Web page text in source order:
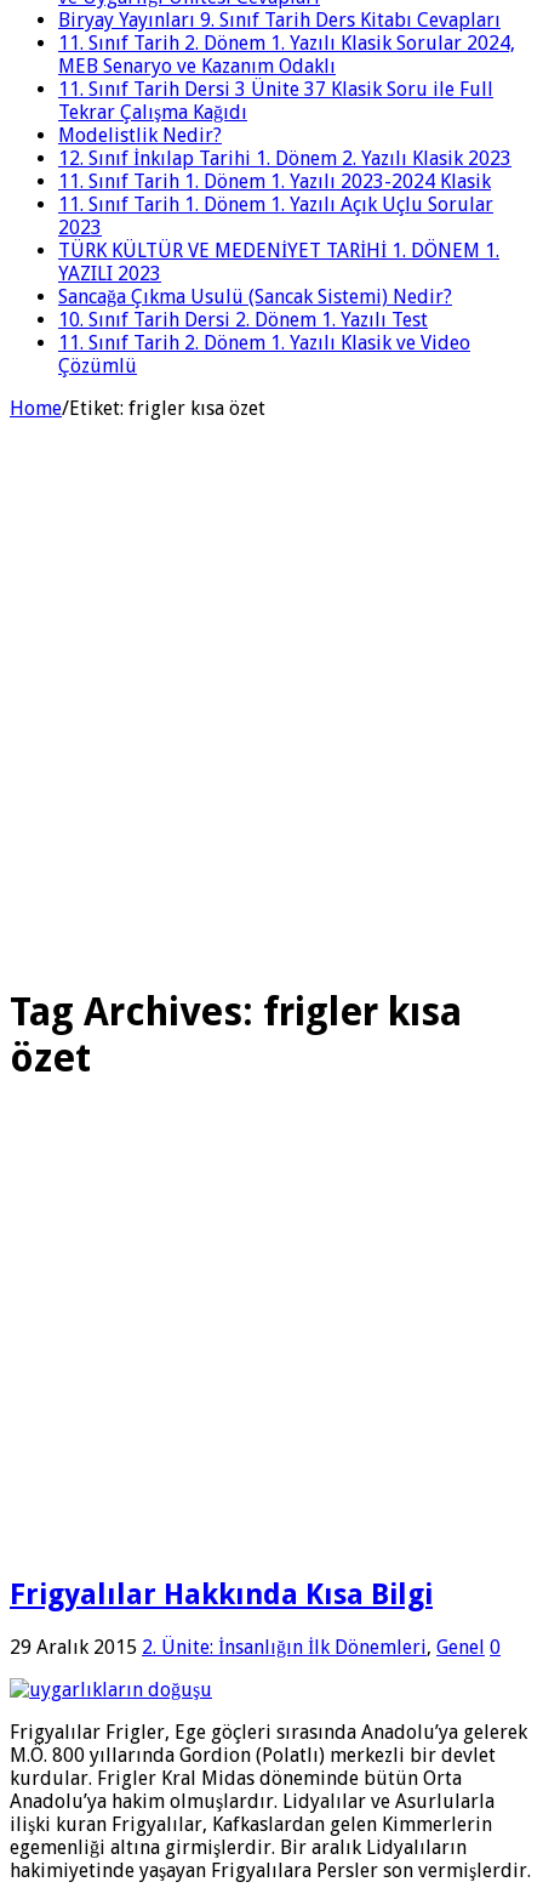
Biryay Yayınları 9. Sınıf Tarih Ders Kitabı Cevapları
11. Sınıf Tarih 2. Dönem 1. Yazılı Klasik Sorular 2024,
MEB Senaryo ve Kazanım Odaklı
11. Sınıf Tarih Dersi 3 Ünite 37 Klasik Soru ile Full
Tekrar Çalışma Kağıdı
Modelistlik Nedir?
12. Sınıf İnkılap Tarihi 1. Dönem 2. Yazılı Klasik 2023
11. Sınıf Tarih 1. Dönem 1. Yazılı 2023-2024 Klasik
11. Sınıf Tarih 1. Dönem 1. Yazılı Açık Uçlu Sorular
2023
TÜRK KÜLTÜR VE MEDENİYET TARİHİ 1. DÖNEM 1.
YAZILI 2023
Sancağa Çıkma Usulü (Sancak Sistemi) Nedir?
10. Sınıf Tarih Dersi 2. Dönem 1. Yazılı Test
11. Sınıf Tarih 2. Dönem 1. Yazılı Klasik ve Video
Çözümlü
Home/Etiket: frigler kısa özet
Tag Archives: frigler kısa
özet
Frigyalılar Hakkında Kısa Bilgi
29 Aralık 2015 2. Ünite: İnsanlığın İlk Dönemleri, Genel 0
Frigyalılar Frigler, Ege göçleri sırasında Anadolu’ya gelerek
M.Ö. 800 yıllarında Gordion (Polatlı) merkezli bir devlet
kurdular. Frigler Kral Midas döneminde bütün Orta
Anadolu’ya hakim olmuşlardır. Lidyalılar ve Asurlularla
ilişki kuran Frigyalılar, Kafkaslardan gelen Kimmerlerin
egemenliği altına girmişlerdir. Bir aralık Lidyalıların
hakimiyetinde yaşayan Frigyalılara Persler son vermişlerdir.